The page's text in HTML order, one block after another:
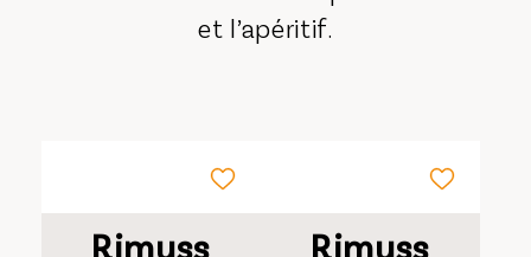
et l’apéritif.
Rimuss
Rimuss